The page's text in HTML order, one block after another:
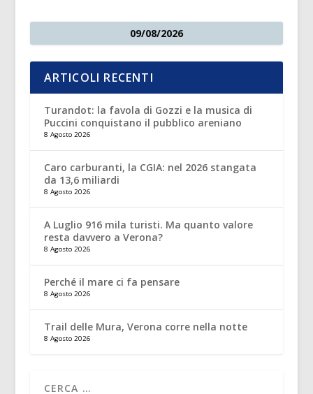
09/08/2026
ARTICOLI RECENTI
Turandot: la favola di Gozzi e la musica di
Puccini conquistano il pubblico areniano
8 Agosto 2026
Caro carburanti, la CGIA: nel 2026 stangata
da 13,6 miliardi
8 Agosto 2026
A Luglio 916 mila turisti. Ma quanto valore
resta davvero a Verona?
8 Agosto 2026
Perché il mare ci fa pensare
8 Agosto 2026
Trail delle Mura, Verona corre nella notte
8 Agosto 2026